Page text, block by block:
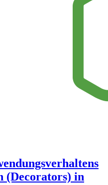
(Decorators) in